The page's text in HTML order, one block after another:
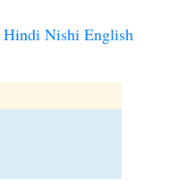
Hindi Nishi English